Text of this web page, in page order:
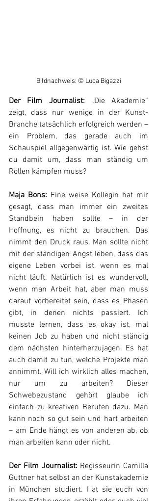
Bildnachweis: © Luca Bigazzi
Der Film Journalist: „Die Akademie“
zeigt, dass nur wenige in der Kunst-
Branche tatsächlich erfolgreich werden –
ein Problem, das gerade auch im
Schauspiel allgegenwärtig ist. Wie gehst
du damit um, dass man ständig um
Rollen kämpfen muss?
Maja Bons: Eine weise Kollegin hat mir
gesagt, dass man immer ein zweites
Standbein haben sollte – in der
Hoffnung, es nicht zu brauchen. Das
nimmt den Druck raus. Man sollte nicht
mit der ständigen Angst leben, dass das
eigene Leben vorbei ist, wenn es mal
nicht läuft. Natürlich ist es wundervoll,
wenn man Arbeit hat, aber man muss
darauf vorbereitet sein, dass es Phasen
gibt, in denen nichts passiert. Ich
musste lernen, dass es okay ist, mal
keinen Job zu haben und nicht ständig
dem nächsten hinterherzujagen. Es hat
auch damit zu tun, welche Projekte man
annimmt. Will ich wirklich alles machen,
nur um zu arbeiten? Dieser
Schwebezustand gehört glaube ich
einfach zu kreativen Berufen dazu. Man
kann noch so gut sein und hart arbeiten
– am Ende hängt es von anderen ab, ob
man arbeiten kann oder nicht.
Der Film Journalist: Regisseurin Camilla
Guttner hat selbst an der Kunstakademie
in München studiert. Hat sie euch von